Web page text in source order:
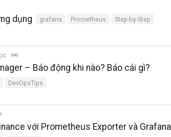
dụng grafana Prometheus Step-by-Step
– Báo động khi nào? Báo cái gì?
DevOpsTips
với Prometheus Exporter và Grafana